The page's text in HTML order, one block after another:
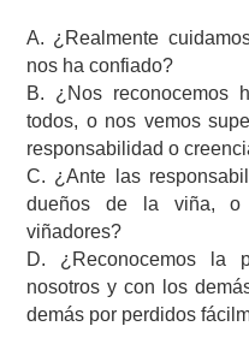
A. ¿Realmente
nos ha confiado?
B. ¿Nos reconocemos
todos, o nos vemos
responsabilidad o
C. ¿Ante las
dueños de la viña, o
viñadores?
D. ¿Reconocemos la
nosotros y con los
demás por perdidos